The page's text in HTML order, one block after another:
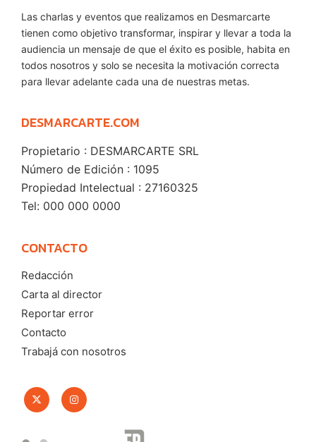
Las charlas y eventos que realizamos en Desmarcarte
tienen como objetivo transformar, inspirar y llevar a toda la
audiencia un mensaje de que el éxito es posible, habita en
todos nosotros y solo se necesita la motivación correcta
para llevar adelante cada una de nuestras metas.
DESMARCARTE.COM
Propietario : DESMARCARTE SRL
Número de Edición : 1095
Propiedad Intelectual : 27160325
Tel: 000 000 0000
CONTACTO
Redacción
Carta al director
Reportar error
Contacto
Trabajá con nosotros